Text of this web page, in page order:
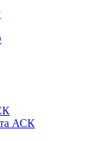
АСК